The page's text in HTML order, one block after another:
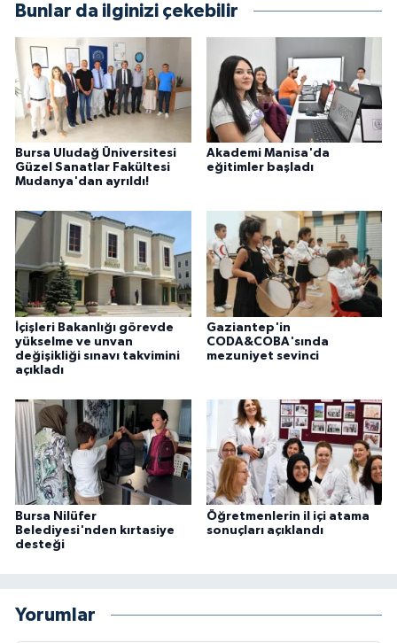
Bunlar da ilginizi çekebilir
Bursa Uludağ Üniversitesi
Güzel Sanatlar Fakültesi
Mudanya'dan ayrıldı!
Akademi Manisa'da
eğitimler başladı
İçişleri Bakanlığı görevde
yükselme ve unvan
değişikliği sınavı takvimini
açıkladı
Gaziantep'in
CODA&COBA'sında
mezuniyet sevinci
Bursa Nilüfer
Belediyesi'nden kırtasiye
desteği
Öğretmenlerin il içi atama
sonuçları açıklandı
Yorumlar